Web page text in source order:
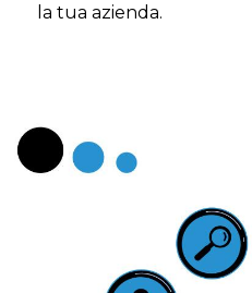
la tua azienda.